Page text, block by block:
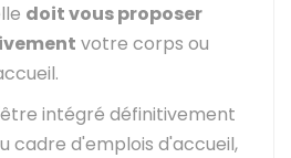
doit vous proposer
votre corps ou
intégré définitivement
cadre d'emplois d'accueil,